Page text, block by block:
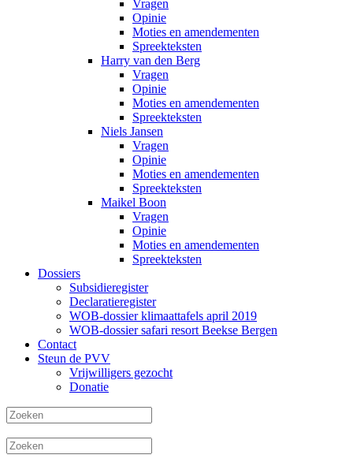
Vragen
Opinie
Moties en amendementen
Spreekteksten
Harry van den Berg
Vragen
Opinie
Moties en amendementen
Spreekteksten
Niels Jansen
Vragen
Opinie
Moties en amendementen
Spreekteksten
Maikel Boon
Vragen
Opinie
Moties en amendementen
Spreekteksten
Dossiers
Subsidieregister
Declaratieregister
WOB-dossier klimaattafels april 2019
WOB-dossier safari resort Beekse Bergen
Contact
Steun de PVV
Vrijwilligers gezocht
Donatie